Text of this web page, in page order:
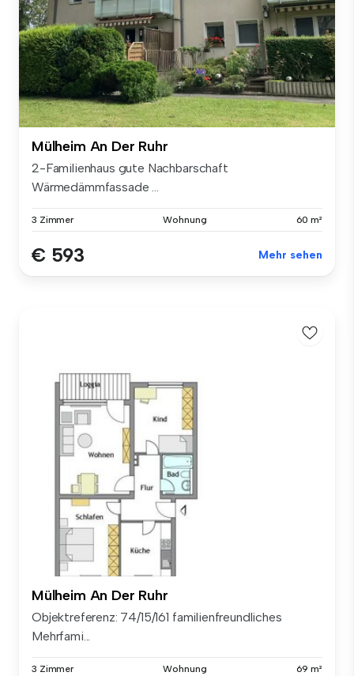
Mülheim An Der Ruhr
2-Familienhaus gute Nachbarschaft
Wärmedämmfassade ...
3 Zimmer Wohnung 60 m²
€ 593 Mehr sehen
Mülheim An Der Ruhr
Objektreferenz: 74/15/161 familienfreundliches
Mehrfami...
3 Zimmer Wohnung 69 m²